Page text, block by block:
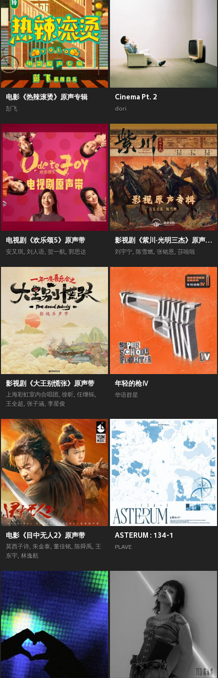
电影《热辣滚烫》原声专辑
彭飞
Cinema Pt. 2
dori
电视剧《欢乐颂5》原声带
安又琪, 刘人语, 贺一航, 郭思达
影视剧《紫川·光明三杰》原声专辑
刘宇宁, 陈雪燃, 张铭恩, 莎啦啦
影视剧《大王别慌张》原声带
上海彩虹室内合唱团 , 徐昕, 任继铄,
王全超, 张子涵, 李星俊
年轻的枪Ⅳ
华语群星
电影《目中无人2》原声带
莫西子诗, 朱金泰, 董佳铭, 陈舜禹, 王
东宇, 林逸航
ASTERUM : 134-1
PLAVE